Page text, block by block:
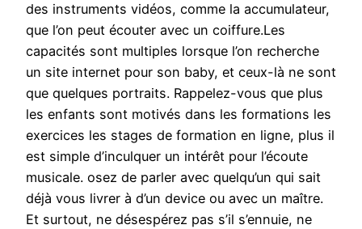
des instruments vidéos, comme la accumulateur,
que l’on peut écouter avec un coiffure.Les
capacités sont multiples lorsque l’on recherche
un site internet pour son baby, et ceux-là ne sont
que quelques portraits. Rappelez-vous que plus
les enfants sont motivés dans les formations les
exercices les stages de formation en ligne, plus il
est simple d’inculquer un intérêt pour l’écoute
musicale. osez de parler avec quelqu’un qui sait
déjà vous livrer à d’un device ou avec un maître.
Et surtout, ne désespérez pas s’il s’ennuie, ne